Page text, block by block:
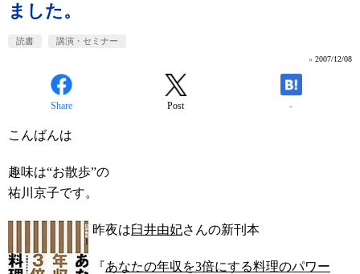
ました。
読書 講演・セミナー
» 2007/12/08
Share Post -
こんばんは
趣味は“お散歩”の
祐川京子です。
昨夜は臼井由妃さんの新刊本
『あなたの年収を3倍にする料理のパワー